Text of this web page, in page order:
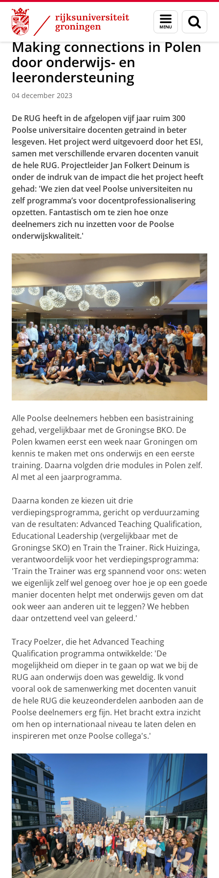
Skip
Content
Skip
Navigation
Menu
en
zoeken
Over ons Actueel Nieuws Nieuwsberichten
Making connections in Polen
door onderwijs- en
leerondersteuning
04 december 2023
De RUG heeft in de afgelopen vijf jaar ruim 300
Poolse universitaire docenten getraind in beter
lesgeven. Het project werd uitgevoerd door het ESI,
samen met verschillende ervaren docenten vanuit
de hele RUG. Projectleider Jan Folkert Deinum is
onder de indruk van de impact die het project heeft
gehad: 'We zien dat veel Poolse universiteiten nu
zelf programma’s voor docentprofessionalisering
opzetten. Fantastisch om te zien hoe onze
deelnemers zich nu inzetten voor de Poolse
onderwijskwaliteit.'
Alle Poolse deelnemers hebben een basistraining
gehad, vergelijkbaar met de Groningse BKO. De
Polen kwamen eerst een week naar Groningen om
kennis te maken met ons onderwijs en een eerste
training. Daarna volgden drie modules in Polen zelf.
Al met al een jaarprogramma.
Daarna konden ze kiezen uit drie
verdiepingsprogramma, gericht op verduurzaming
van de resultaten: Advanced Teaching Qualification,
Educational Leadership (vergelijkbaar met de
Groningse SKO) en Train the Trainer. Rick Huizinga,
verantwoordelijk voor het verdiepingsprogramma:
'Train the Trainer was erg spannend voor ons: weten
we eigenlijk zelf wel genoeg over hoe je op een goede
manier docenten helpt met onderwijs geven om dat
ook weer aan anderen uit te leggen? We hebben
daar ontzettend veel van geleerd.'
Tracy Poelzer, die het Advanced Teaching
Qualification programma ontwikkelde: 'De
mogelijkheid om dieper in te gaan op wat we bij de
RUG aan onderwijs doen was geweldig. Ik vond
vooral ook de samenwerking met docenten vanuit
de hele RUG die keuzeonderdelen aanboden aan de
Poolse deelnemers erg fijn. Het bracht extra inzicht
om hen op internationaal niveau te laten delen en
inspireren met onze Poolse collega's.'